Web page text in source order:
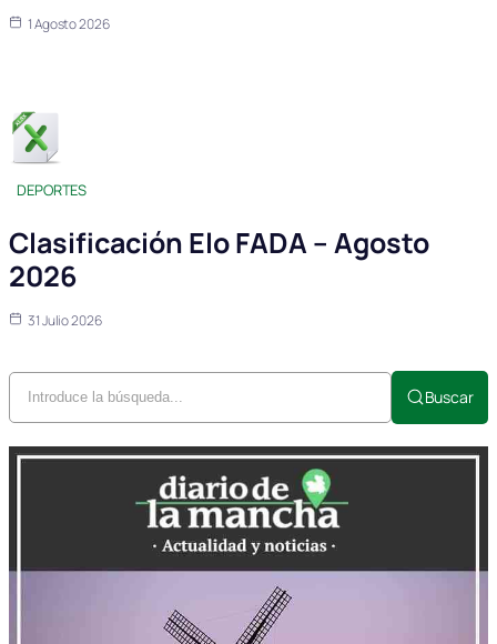
1 Agosto 2026
DEPORTES
Clasificación Elo FADA – Agosto
2026
31 Julio 2026
Buscar